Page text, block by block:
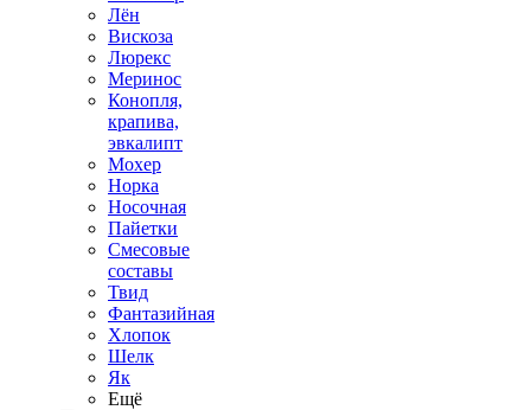
Лён
Вискоза
Люрекс
Меринос
Конопля,
крапива,
эвкалипт
Мохер
Норка
Носочная
Пайетки
Смесовые
составы
Твид
Фантазийная
Хлопок
Шелк
Як
Ещё